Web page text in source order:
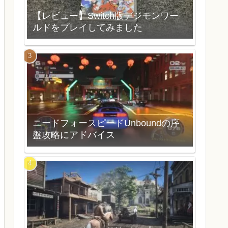
【レビュー】Switch版デジモンワー
ルドをプレイしてみました
ニードフォースピードUnboundの序
盤攻略にアドバイス